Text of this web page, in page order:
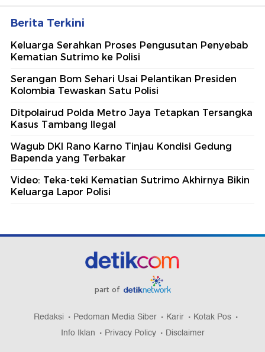
Berita Terkini
Keluarga Serahkan Proses Pengusutan Penyebab
Kematian Sutrimo ke Polisi
Serangan Bom Sehari Usai Pelantikan Presiden
Kolombia Tewaskan Satu Polisi
Ditpolairud Polda Metro Jaya Tetapkan Tersangka
Kasus Tambang Ilegal
Wagub DKI Rano Karno Tinjau Kondisi Gedung
Bapenda yang Terbakar
Video: Teka-teki Kematian Sutrimo Akhirnya Bikin
Keluarga Lapor Polisi
part of
Redaksi Pedoman Media Siber Karir
Kotak Pos
Info Iklan
Privacy Policy Disclaimer